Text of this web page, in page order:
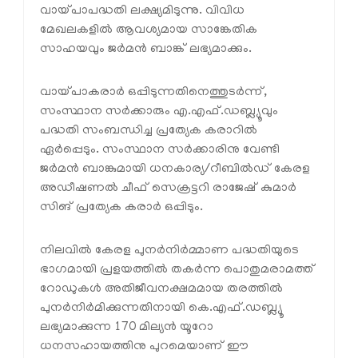
വായ്പാപദ്ധതി ലക്ഷ്യമിടുന്നു. വിവിധ
മേഖലകളില്‍ ആവശ്യമായ സാങ്കേതിക
സാഹയവും ജര്‍മന്‍ ബാങ്ക് ലഭ്യമാക്കും.
വായ്പാകരാര്‍ ഒപ്പിടുന്നതിനെത്തുടര്‍ന്ന്,
സംസ്ഥാന സര്‍ക്കാരും എ.എഫ്.ഡബ്ല്യൂവും
പദ്ധതി സംബന്ധിച്ച പ്രത്യേക കരാറില്‍
ഏര്‍പ്പെടും. സംസ്ഥാന സര്‍ക്കാരിനു വേണ്ടി
ജര്‍മന്‍ ബാങ്കുമായി ധനകാര്യ/റീബില്‍ഡ് കേരള
അഡീഷണല്‍ ചീഫ് സെക്രട്ടറി രാജേഷ് കുമാര്‍
സിങ് പ്രത്യേക കരാര്‍ ഒപ്പിടും.
നിലവില്‍ കേരള പുനര്‍നിര്‍മ്മാണ പദ്ധതിയുടെ
ഭാഗമായി പ്രളയത്തില്‍ തകര്‍ന്ന പൊതുമരാമത്ത്
റോഡുകള്‍ അതിജീവനക്ഷമമായ തരത്തില്‍
പുനര്‍നിര്‍മിക്കുന്നതിനായി കെ.എഫ്.ഡബ്ല്യൂ
ലഭ്യമാക്കുന്ന 170 മില്യന്‍ യൂറോ
ധനസഹായത്തിനു പുറമെയാണ് ഈ